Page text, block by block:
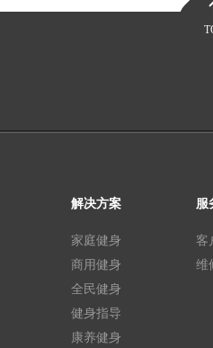
解决方案
家庭健身
商用健身
全民健身
健身指导
康养健身
服
客
维